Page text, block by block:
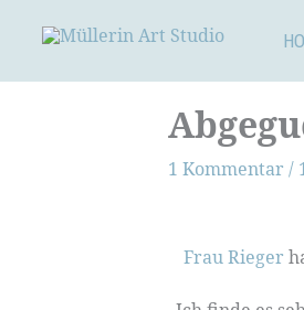
Inhalt
1 Kommentar /
Frau Rieger